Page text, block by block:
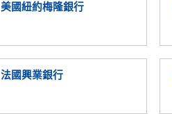
美國紐約梅隆銀行
法國興業銀行